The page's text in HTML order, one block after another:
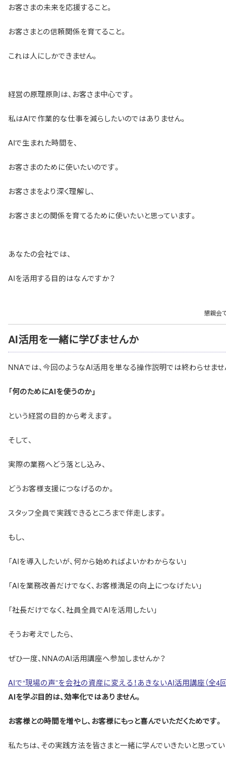
お客さまの未来を応援すること。
お客さまとの信頼関係を育てること。
これは人にしかできません。
経営の原理原則は、お客さま中心です。
私はAIで作業的な仕事を減らしたいのではありません。
AIで生まれた時間を、
お客さまのために使いたいのです。
お客さまをより深く理解し、
お客さまとの関係を育てるために使いたいと思っています。
あなたの会社では、
AIを活用する目的はなんですか？
懇親会
AI活用を一緒に学びませんか
NNAでは、今回のようなAI活用を単なる操作説明では終わらせませ
「何のためにAIを使うのか」
という経営の目的から考えます。
そして、
実際の業務へどう落とし込み、
どうお客様支援につなげるのか。
スタッフ全員で実践できるところまで伴走します。
もし、
「AIを導入したいが、何から始めればよいかわからない」
「AIを業務改善だけでなく、お客様満足の向上につなげたい」
「社長だけでなく、社員全員でAIを活用したい」
そうお考えでしたら、
ぜひ一度、NNAのAI活用講座へ参加しませんか？
AIで“現場の声”を会社の資産に変える！あきないAI活用講座（全4回
AIを学ぶ目的は、効率化ではありません。
お客様との時間を増やし、お客様にもっと喜んでいただくためです。
私たちは、その実践方法を皆さまと一緒に学んでいきたいと思ってい